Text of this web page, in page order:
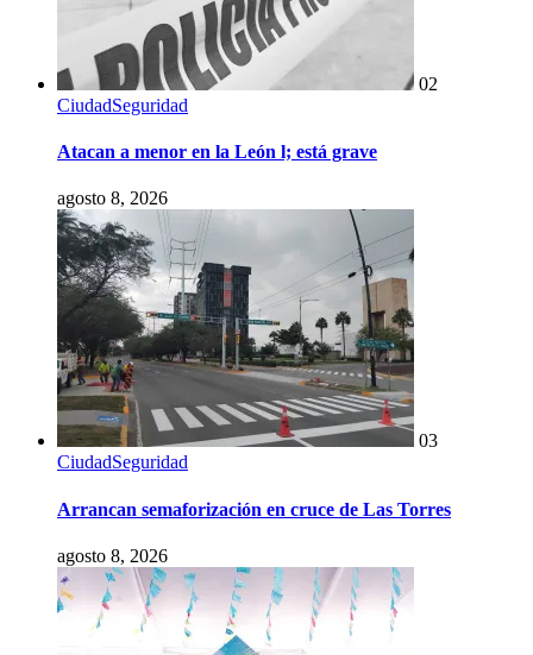
02
CiudadSeguridad
Atacan a menor en la León l; está grave
agosto 8, 2026
03
CiudadSeguridad
Arrancan semaforización en cruce de Las Torres
agosto 8, 2026